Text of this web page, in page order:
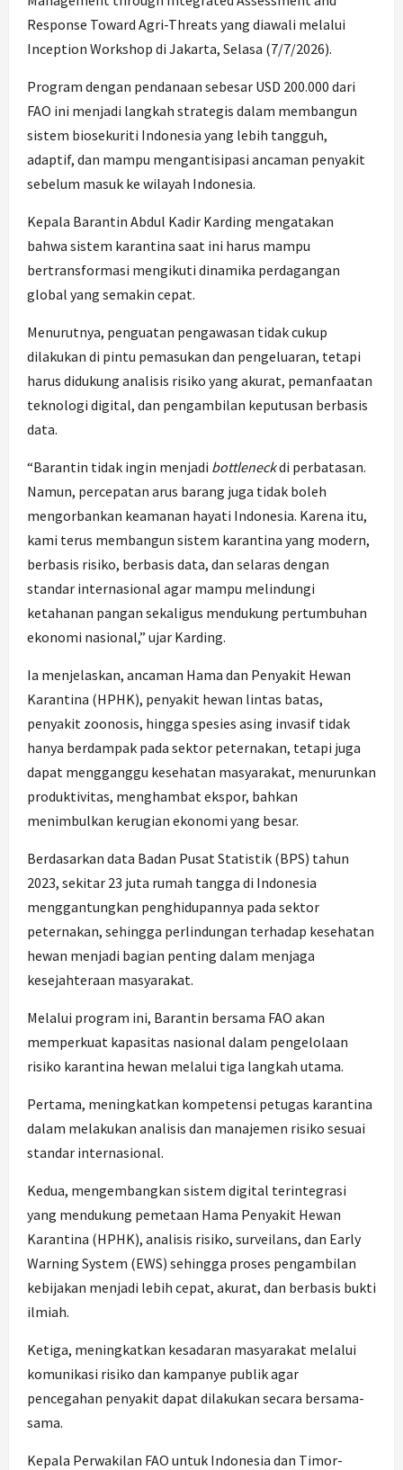
Response Toward Agri-Threats yang diawali melalui
Inception Workshop di Jakarta, Selasa (7/7/2026).
Program dengan pendanaan sebesar USD 200.000 dari
FAO ini menjadi langkah strategis dalam membangun
sistem biosekuriti Indonesia yang lebih tangguh,
adaptif, dan mampu mengantisipasi ancaman penyakit
sebelum masuk ke wilayah Indonesia.
Kepala Barantin Abdul Kadir Karding mengatakan
bahwa sistem karantina saat ini harus mampu
bertransformasi mengikuti dinamika perdagangan
global yang semakin cepat.
Menurutnya, penguatan pengawasan tidak cukup
dilakukan di pintu pemasukan dan pengeluaran, tetapi
harus didukung analisis risiko yang akurat, pemanfaatan
teknologi digital, dan pengambilan keputusan berbasis
data.
“Barantin tidak ingin menjadi bottleneckdi perbatasan.
Namun, percepatan arus barang juga tidak boleh
mengorbankan keamanan hayati Indonesia. Karena itu,
kami terus membangun sistem karantina yang modern,
berbasis risiko, berbasis data, dan selaras dengan
standar internasional agar mampu melindungi
ketahanan pangan sekaligus mendukung pertumbuhan
ekonomi nasional,” ujar Karding.
Ia menjelaskan, ancaman Hama dan Penyakit Hewan
Karantina (HPHK), penyakit hewan lintas batas,
penyakit zoonosis, hingga spesies asing invasif tidak
hanya berdampak pada sektor peternakan, tetapi juga
dapat mengganggu kesehatan masyarakat, menurunkan
produktivitas, menghambat ekspor, bahkan
menimbulkan kerugian ekonomi yang besar.
Berdasarkan data Badan Pusat Statistik (BPS) tahun
2023, sekitar 23 juta rumah tangga di Indonesia
menggantungkan penghidupannya pada sektor
peternakan, sehingga perlindungan terhadap kesehatan
hewan menjadi bagian penting dalam menjaga
kesejahteraan masyarakat.
Melalui program ini, Barantin bersama FAO akan
memperkuat kapasitas nasional dalam pengelolaan
risiko karantina hewan melalui tiga langkah utama.
Pertama, meningkatkan kompetensi petugas karantina
dalam melakukan analisis dan manajemen risiko sesuai
standar internasional.
Kedua, mengembangkan sistem digital terintegrasi
yang mendukung pemetaan Hama Penyakit Hewan
Karantina (HPHK), analisis risiko, surveilans, dan Early
Warning System (EWS) sehingga proses pengambilan
kebijakan menjadi lebih cepat, akurat, dan berbasis bukti
ilmiah.
Ketiga, meningkatkan kesadaran masyarakat melalui
komunikasi risiko dan kampanye publik agar
pencegahan penyakit dapat dilakukan secara bersama-
sama.
Kepala Perwakilan FAO untuk Indonesia dan Timor-